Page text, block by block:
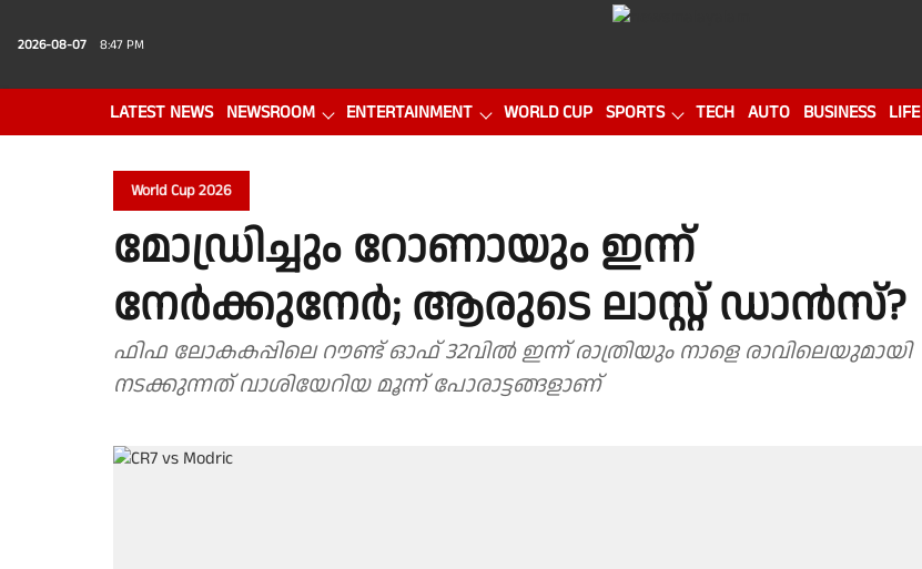
2026-08-07 8:47 PM
LATEST NEWS NEWSROOM ENTERTAINMENT WORLD CUP SPORTS TECH AUTO BUSINESS LIFE
World Cup 2026
മോഡ്രിച്ചും റോണായും ഇന്ന്
നേർക്കുനേർ; ആരുടെ ലാസ്റ്റ് ഡാൻസ്?
ഫിഫ ലോകകപ്പിലെ റൗണ്ട് ഓഫ് 32വിൽ ഇന്ന് രാത്രിയും നാളെ രാവിലെയുമായി
നടക്കുന്നത് വാശിയേറിയ മൂന്ന് പോരാട്ടങ്ങളാണ്